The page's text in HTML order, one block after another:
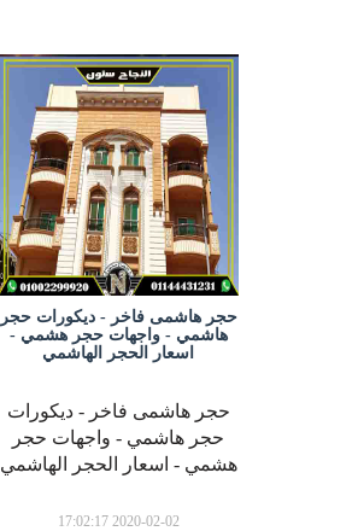
حجر هاشمى فاخر - ديكورات حجر
هاشمي - واجهات حجر هشمي -
اسعار الحجر الهاشمي
حجر هاشمى فاخر - ديكورات
حجر هاشمي - واجهات حجر
هشمي - اسعار الحجر الهاشمي
2020-02-02 17:02:17